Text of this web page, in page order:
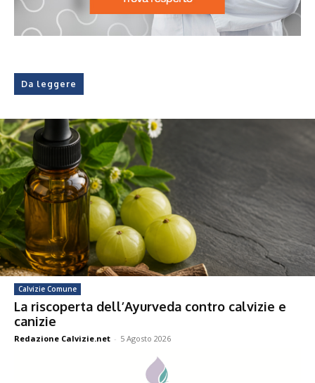
Da leggere
Calvizie Comune
La riscoperta dell’Ayurveda contro calvizie e
canizie
Redazione Calvizie.net - 5 Agosto 2026